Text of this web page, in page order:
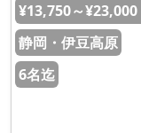
¥13,750～¥23,000
静岡・伊豆高原
6名迄